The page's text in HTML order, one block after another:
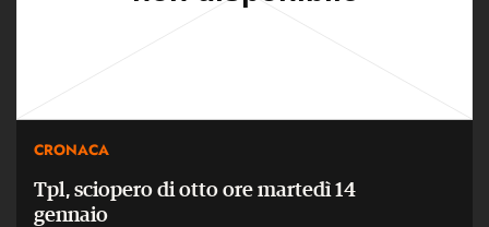
CRONACA
Tpl, sciopero di otto ore martedì 14
gennaio